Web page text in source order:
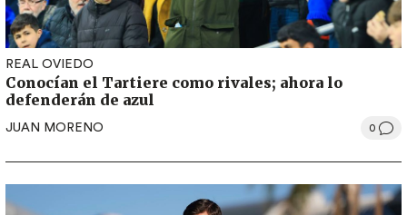
REAL OVIEDO
Conocían el Tartiere como rivales; ahora lo
defenderán de azul
JUAN MORENO 0